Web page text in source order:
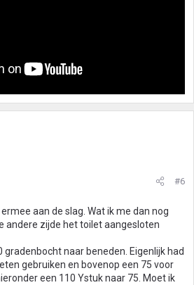
#6
aan de slag. Wat ik me dan nog
andere zijde het toilet aangesloten
gradenbocht naar beneden. Eigenlijk had
gebruiken en bovenop een 75 voor
een 110 Ystuk naar 75. Moet ik